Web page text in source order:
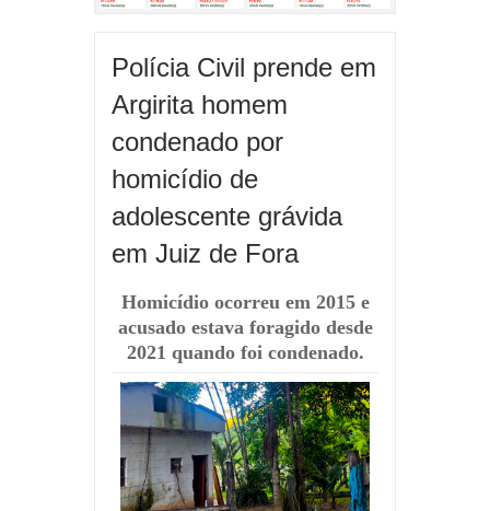
Polícia Civil prende em
Argirita homem
condenado por
homicídio de
adolescente grávida
em Juiz de Fora
Homicídio ocorreu em 2015 e
acusado estava foragido desde
2021 quando foi condenado.